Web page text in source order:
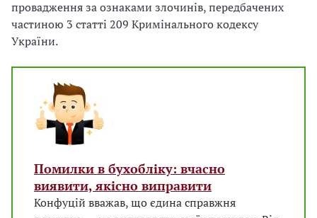
провадження за ознаками злочинів, передбачених
частиною 3 статті 209 Кримінального кодексу
України.
Помилки в бухобліку: вчасно
виявити, якісно виправити
Конфуцій вважав, що єдина справжня